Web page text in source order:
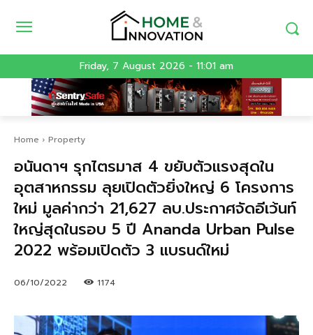
Friday, 7 August 2026 - 11:01 am
Home Property
อนันดาฯ รุกไตรมาส 4 ขยับตัวแรงสุดใน
อุตสาหกรรม ลุยเปิดตัวยิ่งใหญ่ 6 โครงการ
ใหม่ มูลค่ากว่า 21,627 ลบ.ประกาศจัดอีเว้นท์
ใหญ่สุดในรอบ 5 ปี Ananda Urban Pulse
2022 พร้อมเปิดตัว 3 แบรนด์ใหม่
06/10/2022 1174